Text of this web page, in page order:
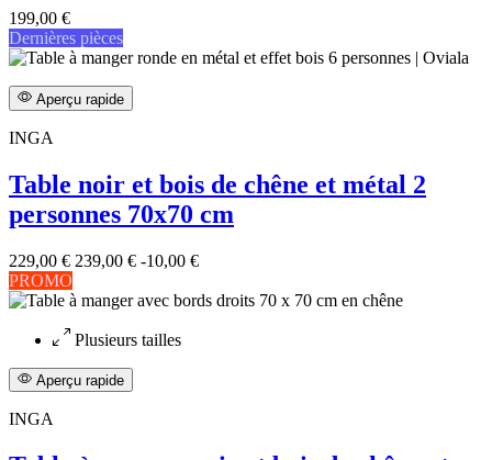
199,00 €
Dernières pièces
Aperçu rapide
INGA
Table noir et bois de chêne et métal 2
personnes 70x70 cm
229,00 € 239,00 € -10,00 €
PROMO
Plusieurs tailles
Aperçu rapide
INGA